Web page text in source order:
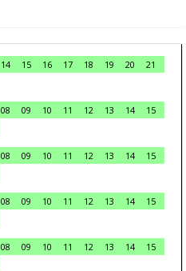
14 15 16 17 18 19 20
21
08 09 10 11 12 13 14
15
08 09 10 11 12 13 14
15
08 09 10 11 12 13 14
15
08 09 10 11 12 13 14
15